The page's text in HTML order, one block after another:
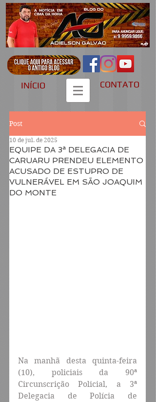
INÍCIO CONTATO
Post
EQUIPE DA 3ª DELEGACIA DE
CARUARU PRENDEU ELEMENTO
ACUSADO DE ESTUPRO DE
VULNERÁVEL EM SÃO JOAQUIM
DO MONTE
10 de jul. de 2025
Na manhã desta quinta-feira
(10), policiais da 90ª
Circunscrição Policial, a 3ª
Delegacia de Polícia de